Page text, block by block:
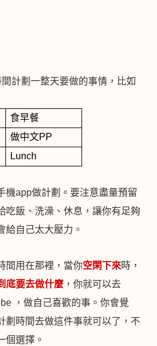
計劃一整天要做的事情，比如
食早餐
做中文PP
Lunch
機app做計劃。要注意盡量預留
吃飯、洗澡、休息，讓你有足夠
給自己太大壓力。
間用在那裡，當你空閑下來時，
底要去做什麼 ，你就可以去
，做自己喜歡的事。你會覺
劃時間去做這件事就可以了，不
個選擇。